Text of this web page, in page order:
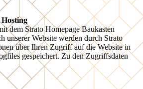
dem Strato Homepage Baukasten
unserer Website werden durch Strato
über Ihren Zugriff auf die Website in
gespeichert. Zu den Zugriffsdaten